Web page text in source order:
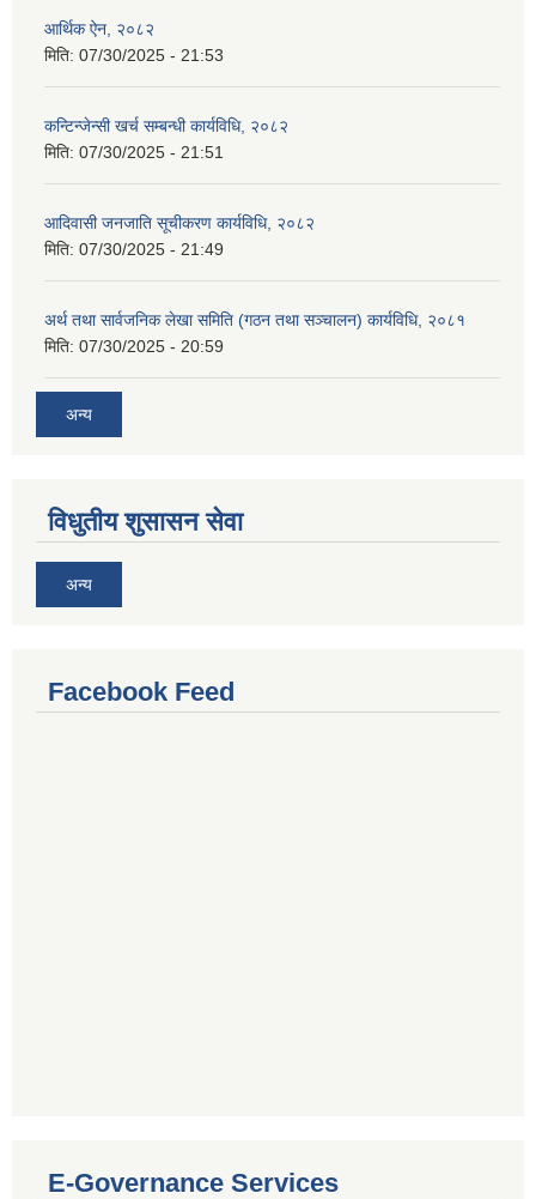
आर्थिक ऐन, २०८२
मिति: 07/30/2025 - 21:53
कन्टिन्जेन्सी खर्च सम्बन्धी कार्यविधि, २०८२
मिति: 07/30/2025 - 21:51
आदिवासी जनजाति सूचीकरण कार्यविधि, २०८२
मिति: 07/30/2025 - 21:49
अर्थ तथा सार्वजनिक लेखा समिति (गठन तथा सञ्चालन) कार्यविधि, २०८१
मिति: 07/30/2025 - 20:59
अन्य
विधुतीय शुसासन सेवा
अन्य
Facebook Feed
E-Governance Services